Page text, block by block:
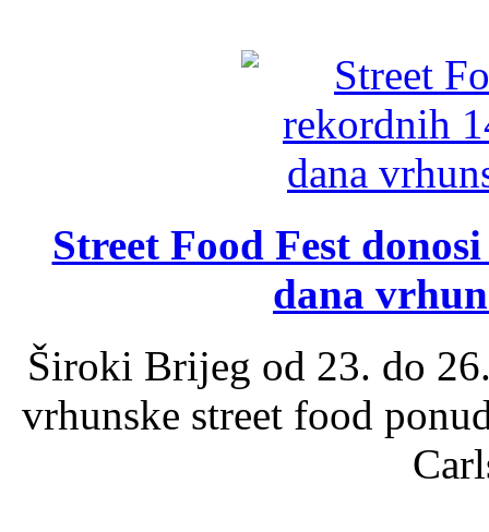
Street Food Fest
dana
Široki Brijeg od 23. do
vrhunske street food